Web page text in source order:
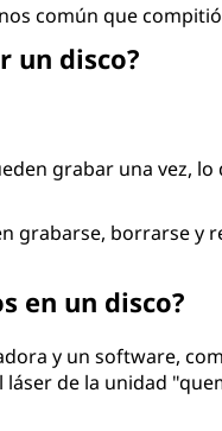
común que
un disco?
grabar una vez,
grabarse, borrarse y
en un disco?
y un software,
de la unidad